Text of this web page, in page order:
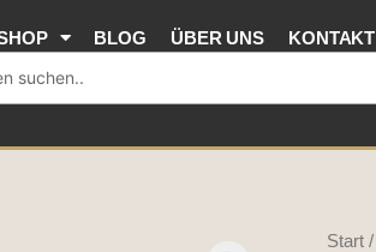
BLOG ÜBER UNS KONTAKT
Start/